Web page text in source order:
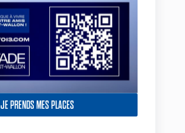
JE PRENDS MES PLACES